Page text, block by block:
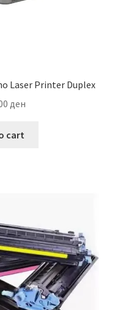
Laser Printer Duplex
ден
cart